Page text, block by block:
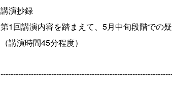
講演抄録
第1回講演内容を踏まえて、5月中旬段階での疑
（講演時間45分程度）